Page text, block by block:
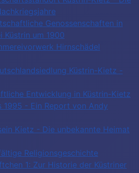
Genossenschaften in
Küstrin um 1900
Hirnschädel
Küstrin-Kietz -
Entwicklung in Küstrin-Kietz
1995 - Ein Report von Andy
Kietz - Die unbekannte Heimat
Religionsgeschichte
1: Zur Historie der Küstriner